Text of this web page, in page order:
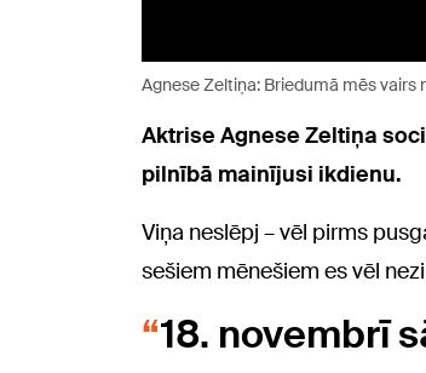
Agnese Zeltiņa: Briedumā mēs
Aktrise Agnese Zeltiņa
pilnībā mainījusi ikdienu.
Viņa neslēpj – vēl pirms
sešiem mēnešiem es vēl
18. novembrī